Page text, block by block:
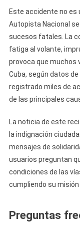
Este accidente no es
Autopista Nacional
sucesos fatales. La
fatiga al volante,
provoca que muchos
Cuba, según datos
registrado miles de
de las principales
La noticia de este
la indignación
mensajes de
usuarios preguntan
condiciones de las
cumpliendo su
Preguntas